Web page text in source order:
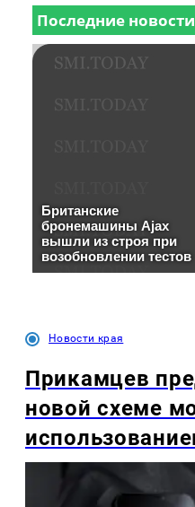
Новости края
Прикамцев
новой схеме